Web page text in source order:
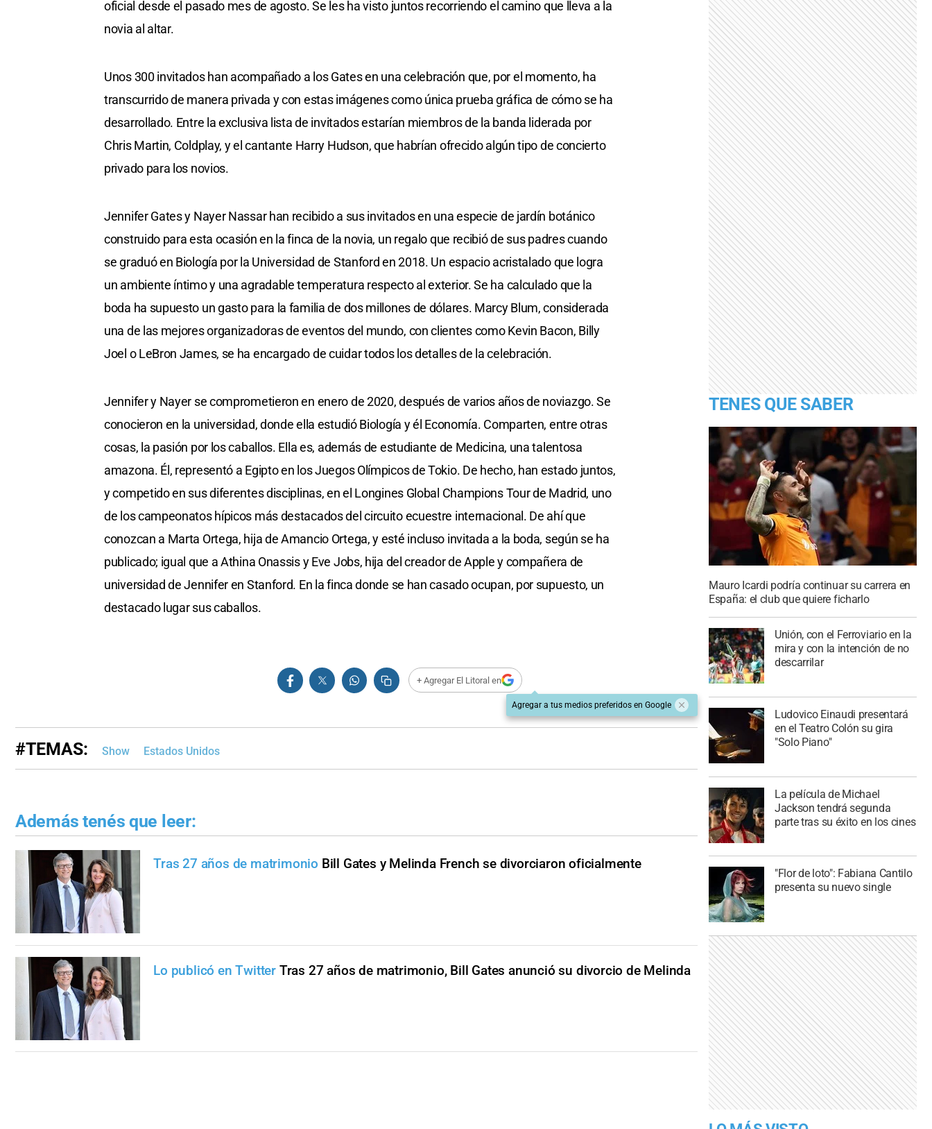
oficial desde el pasado mes de agosto. Se les ha visto juntos recorriendo el camino que lleva a la
novia al altar.
Unos 300 invitados han acompañado a los Gates en una celebración que, por el momento, ha
transcurrido de manera privada y con estas imágenes como única prueba gráfica de cómo se ha
desarrollado. Entre la exclusiva lista de invitados estarían miembros de la banda liderada por
Chris Martin, Coldplay, y el cantante Harry Hudson, que habrían ofrecido algún tipo de concierto
privado para los novios.
Jennifer Gates y Nayer Nassar han recibido a sus invitados en una especie de jardín botánico
construido para esta ocasión en la finca de la novia, un regalo que recibió de sus padres cuando
se graduó en Biología por la Universidad de Stanford en 2018. Un espacio acristalado que logra
un ambiente íntimo y una agradable temperatura respecto al exterior. Se ha calculado que la
boda ha supuesto un gasto para la familia de dos millones de dólares. Marcy Blum, considerada
una de las mejores organizadoras de eventos del mundo, con clientes como Kevin Bacon, Billy
Joel o LeBron James, se ha encargado de cuidar todos los detalles de la celebración.
Jennifer y Nayer se comprometieron en enero de 2020, después de varios años de noviazgo. Se
conocieron en la universidad, donde ella estudió Biología y él Economía. Comparten, entre otras
cosas, la pasión por los caballos. Ella es, además de estudiante de Medicina, una talentosa
amazona. Él, representó a Egipto en los Juegos Olímpicos de Tokio. De hecho, han estado juntos,
y competido en sus diferentes disciplinas, en el Longines Global Champions Tour de Madrid, uno
de los campeonatos hípicos más destacados del circuito ecuestre internacional. De ahí que
conozcan a Marta Ortega, hija de Amancio Ortega, y esté incluso invitada a la boda, según se ha
publicado; igual que a Athina Onassis y Eve Jobs, hija del creador de Apple y compañera de
universidad de Jennifer en Stanford. En la finca donde se han casado ocupan, por supuesto, un
destacado lugar sus caballos.
+ Agregar El Litoral en
Agregar a tus medios preferidos en Google
#TEMAS: Show Estados Unidos
Además tenés que leer:
Tras 27 años de matrimonio Bill Gates y Melinda French se divorciaron oficialmente
Lo publicó en Twitter Tras 27 años de matrimonio, Bill Gates anunció su divorcio de Melinda
TENES QUE SABER
Mauro Icardi podría continuar su carrera en
España: el club que quiere ficharlo
Unión, con el Ferroviario en la
mira y con la intención de no
descarrilar
Ludovico Einaudi presentará
en el Teatro Colón su gira
"Solo Piano"
La película de Michael
Jackson tendrá segunda
parte tras su éxito en los cines
"Flor de loto": Fabiana Cantilo
presenta su nuevo single